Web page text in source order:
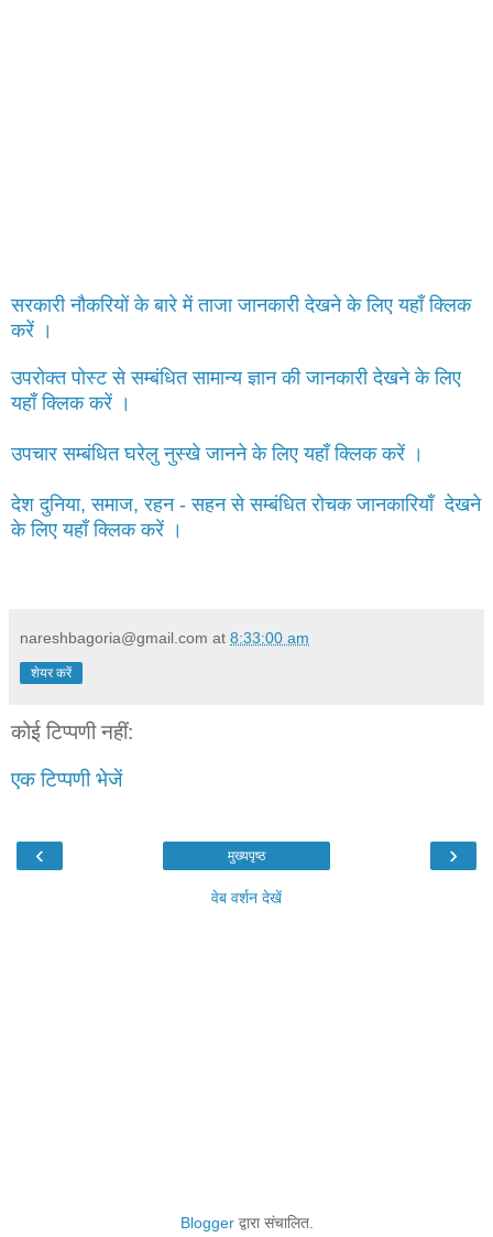
सरकारी नौकरियों के बारे में ताजा जानकारी देखने के लिए यहाँ क्लिक
करें ।
उपरोक्त पोस्ट से सम्बंधित सामान्य ज्ञान की जानकारी देखने के लिए
यहाँ क्लिक करें ।
उपचार सम्बंधित घरेलु नुस्खे जानने के लिए यहाँ क्लिक करें ।
देश दुनिया, समाज, रहन - सहन से सम्बंधित रोचक जानकारियाँ देखने
के लिए यहाँ क्लिक करें ।
nareshbagoria@gmail.com at 8:33:00 am
शेयर करें
कोई टिप्पणी नहीं:
एक टिप्पणी भेजें
‹ ›
मुख्यपृष्ठ
वेब वर्शन देखें
Bloggerद्वारा संचालित.